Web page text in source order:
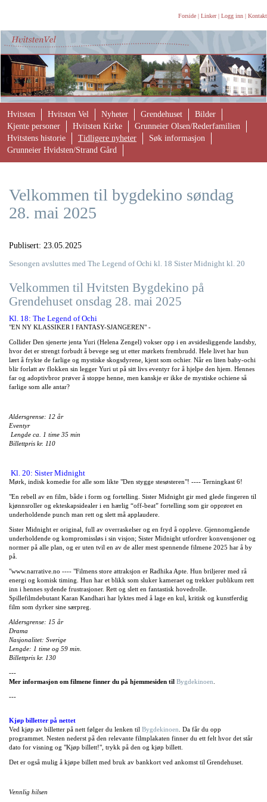
Forside | Linker| Logg inn | Kontakt
Hvitsten Hvitsten Vel Nyheter Grendehuset
Bilder
Kjente personer
Hvitsten Kirke
Grunneier Olsen/Rederfamilien
Hvitstens historie
Tidligere nyheter
Søk informasjon
Grunneier Hvidsten/Strand Gård
Velkommen til bygdekino søndag
28. mai 2025
Publisert: 23.05.2025
Sesongen avsluttes med The Legend of Ochi kl. 18 Sister Midnight kl. 20
Velkommen til Hvitsten Bygdekino på
Grendehuset onsdag 28. mai 2025
Kl. 18: The Legend of Ochi
"EN NY KLASSIKER I FANTASY-SJANGEREN" -
Collider Den sjenerte jenta Yuri (Helena Zengel) vokser opp i en avsidesliggende landsby,
hvor det er strengt forbudt å bevege seg ut etter mørkets frembrudd. Hele livet har hun
lært å frykte de farlige og mystiske skogsdyrene, kjent som ochier. Når en liten baby-ochi
blir forlatt av flokken sin legger Yuri ut på sitt livs eventyr for å hjelpe den hjem. Hennes
far og adoptivbror prøver å stoppe henne, men kanskje er ikke de mystiske ochiene så
farlige som alle antar?
Aldersgrense: 12 år
Eventyr
Lengde ca. 1 time 35 min
Billettpris kr. 110
Kl. 20: Sister Midnight
Mørk, indisk komedie for alle som likte "Den stygge stesøsteren"! ---- Terningkast 6!
"En rebell av en film, både i form og fortelling. Sister Midnight gir med glede fingeren til
kjønnsroller og ekteskapsidealer i en hærlig “off-beat” fortelling som gir opprøret en
underholdende punch man rett og slett må applaudere.
Sister Midnight er original, full av overraskelser og en fryd å oppleve. Gjennomgående
underholdende og kompromissløs i sin visjon; Sister Midnight utfordrer konvensjoner og
normer på alle plan, og er uten tvil en av de aller mest spennende filmene 2025 har å by
på.
"www.narrative.no ---- "Filmens store attraksjon er Radhika Apte. Hun briljerer med rå
energi og komisk timing. Hun har et blikk som sluker kameraet og trekker publikum rett
inn i hennes sydende frustrasjoner. Rett og slett en fantastisk hovedrolle.
Spillefilmdebutant Karan Kandhari har lyktes med å lage en kul, kritisk og kunstferdig
film som dyrker sine særpreg.
Aldersgrense: 15 år
Drama
Nasjonalitet: Sverige
Lengde: 1 time og 59 min.
Billettpris kr. 130
---
Mer informasjon om filmene finner du på hjemmesiden til Bygdekinoen
---
Kjøp billetter på nettet
Ved kjøp av billetter på nett følger du lenken til Bygdekinoen . Da får du opp
programmet. Nesten nederst på den relevante filmplakaten finner du ett felt hvor det står
dato for visning og "Kjøp billett!", trykk på den og kjøp billett.
Det er også mulig å kjøpe billett med bruk av bankkort ved ankomst til Grendehuset.
Vennlig hilsen